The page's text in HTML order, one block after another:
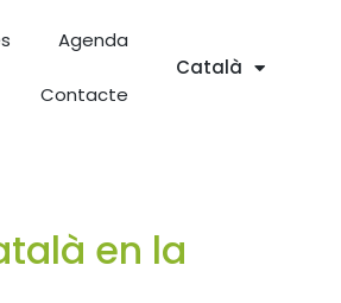
Agenda
Contacte
Català
en la